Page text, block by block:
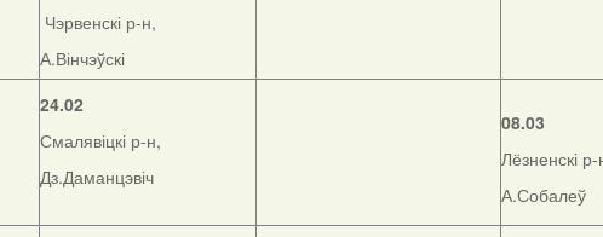
Чэрвенскі р-н,
А.Вінчэўскі
24.02
Смалявіцкі р-н,
Дз.Даманцэвіч
08.03
Лёзненскі
А.Собалеў